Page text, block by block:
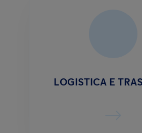
LOGISTICA E